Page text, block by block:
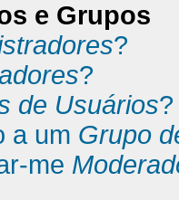
e Grupos
?
?
de Usuários?
a um Grupo
me